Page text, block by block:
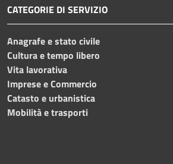
CATEGORIE DI SERVIZIO
Anagrafe e stato civile
Cultura e tempo libero
Vita lavorativa
Imprese e Commercio
Catasto e urbanistica
Mobilità e trasporti